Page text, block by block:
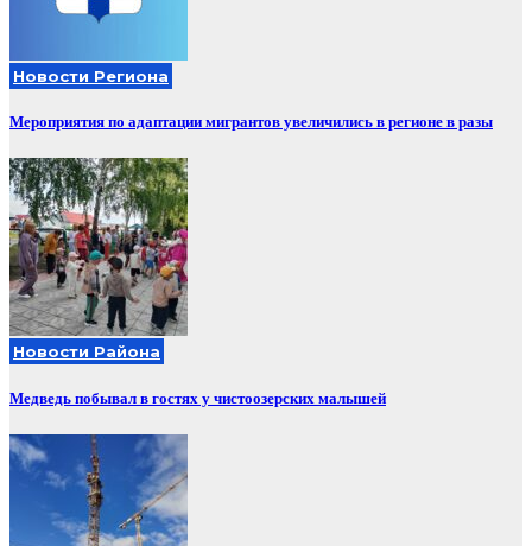
Новости Региона
Мероприятия по адаптации мигрантов увеличились в регионе в разы
Новости Района
Медведь побывал в гостях у чистоозерских малышей